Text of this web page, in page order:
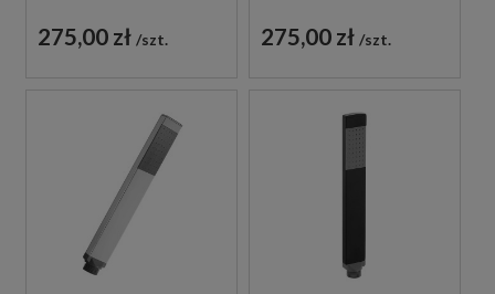
275,00 zł szt. 275,00 zł szt.